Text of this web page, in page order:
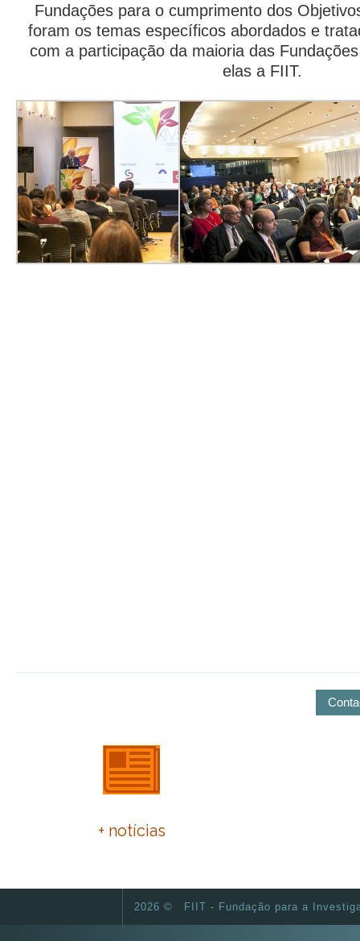
Fundações para o cumprimento dos
foram os temas específicos abordados e
com a participação da maioria das
elas a FIIT.
+ notícias
2026 © FIIT - Fundação para a